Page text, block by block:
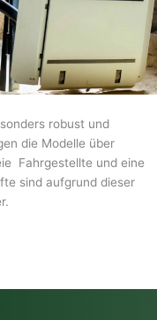
robust und
die Modelle über
Fahrgestellte und eine
sind aufgrund dieser